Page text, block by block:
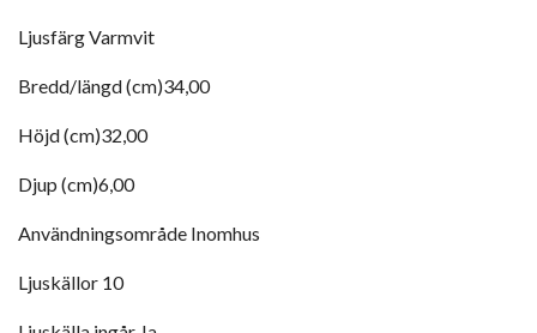
LjusfärgVarmvit
Bredd/längd (cm)34,00
Höjd (cm)32,00
Djup (cm)6,00
Användningsområde Inomhus
Ljuskällor 10